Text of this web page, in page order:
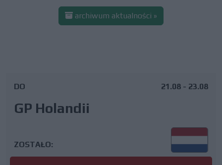
archiwum aktualności »
DO
GP Holandii
21.08 - 23.08
ZOSTAŁO: